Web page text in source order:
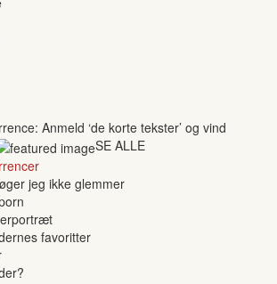
Anmeld ‘de korte tekster’ og vind
SE ALLE
jeg ikke glemmer
favoritter